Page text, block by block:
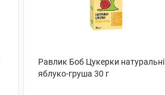
Равлик Боб Цукерки натуральні
яблуко-груша 30 г